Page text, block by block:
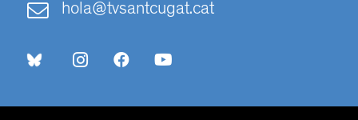
hola@tvsantcugat.cat